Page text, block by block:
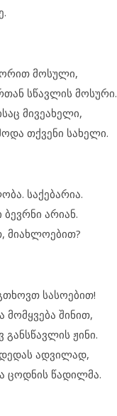
მოსული,
სწავლის მოსური.
მივეახელი,
თქვენი სახელი.
საქებარია.
არიან.
მიახლოებით?
სასოებით!
მომყვება შინით,
განსწავლის ჟინი.
ადვილად,
ცოდნის წადილმა.